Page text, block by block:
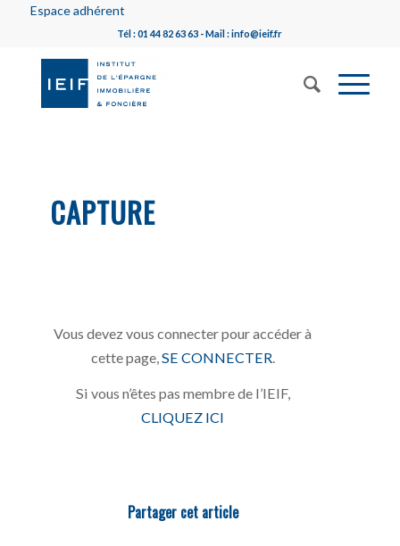
Espace adhérent
Tél : 01 44 82 63 63 - Mail : info@ieif.fr
CAPTURE
Vous devez vous connecter pour accéder à
cette page, SE CONNECTER
Si vous n’êtes pas membre de l’IEIF,
CLIQUEZ ICI
Partager cet article